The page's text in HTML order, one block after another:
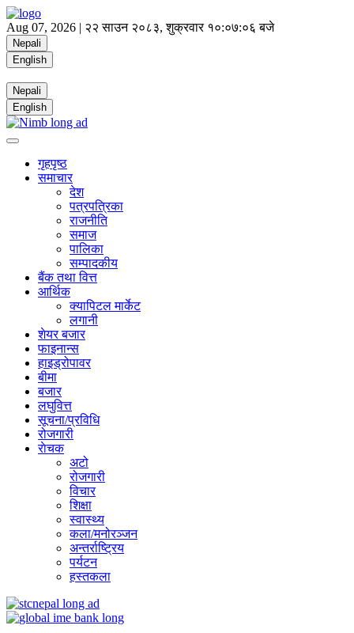
Aug 07, 2026 | २२ साउन २०८३, शुक्रवार १०:०७:०६ बजे
Nepali
English
Nepali
English
गृहपृष्ठ
समाचार
देश
पत्रपत्रिका
राजनीति
समाज
पालिका
सम्पादकीय
बैंक तथा वित्त
आर्थिक
क्यापिटल मार्केट
लगानी
शेयर बजार
फाइनान्स
हाइड्रोपावर
बीमा
बजार
लघुवित्त
सूचना/प्रविधि
रोजगारी
राेचक
अटो
रोजगारी
विचार
शिक्षा
स्वास्थ्य
कला/मनोरञ्जन
अन्तर्राष्ट्रिय
पर्यटन
हस्तकला